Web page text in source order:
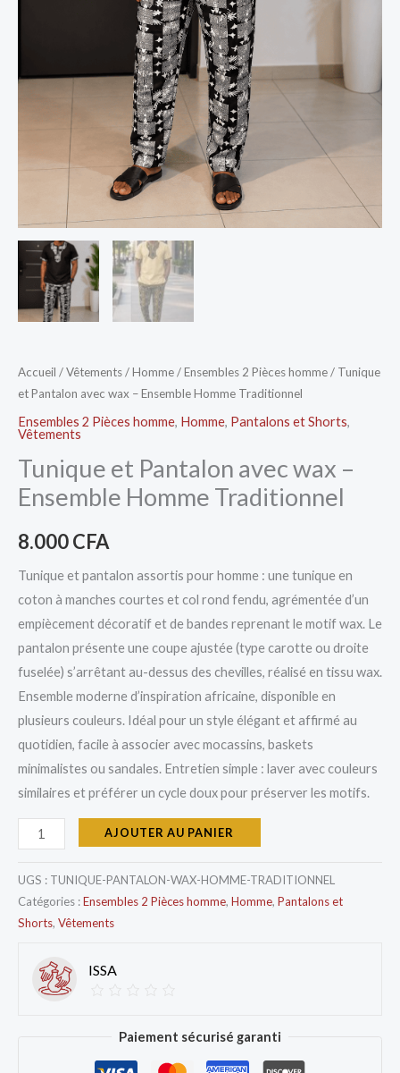
Accueil /Vêtements/Homme/Ensembles 2 Pièces homme/ Tunique
et Pantalon avec wax – Ensemble Homme Traditionnel
Ensembles 2 Pièces homme, Homme, Pantalons et Shorts,
Vêtements
Tunique et Pantalon avec wax –
Ensemble Homme Traditionnel
8.000CFA
Tunique et pantalon assortis pour homme : une tunique en
coton à manches courtes et col rond fendu, agrémentée d’un
empiècement décoratif et de bandes reprenant le motif wax. Le
pantalon présente une coupe ajustée (type carotte ou droite
fuselée) s’arrêtant au-dessus des chevilles, réalisé en tissu wax.
Ensemble moderne d’inspiration africaine, disponible en
plusieurs couleurs. Idéal pour un style élégant et affirmé au
quotidien, facile à associer avec mocassins, baskets
minimalistes ou sandales. Entretien simple : laver avec couleurs
similaires et préférer un cycle doux pour préserver les motifs.
AJOUTER AU PANIER
UGS : TUNIQUE-PANTALON-WAX-HOMME-TRADITIONNEL
Catégories :Ensembles 2 Pièces homme, Homme, Pantalons et
Shorts, Vêtements
ISSA
Paiement sécurisé garanti